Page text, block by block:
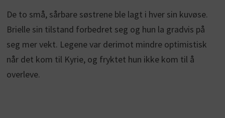
De to små, sårbare søstrene ble lagt i hver sin kuvøse.
Brielle sin tilstand forbedret seg og hun la gradvis på
seg mer vekt. Legene var derimot mindre optimistisk
når det kom til Kyrie, og fryktet hun ikke kom til å
overleve.